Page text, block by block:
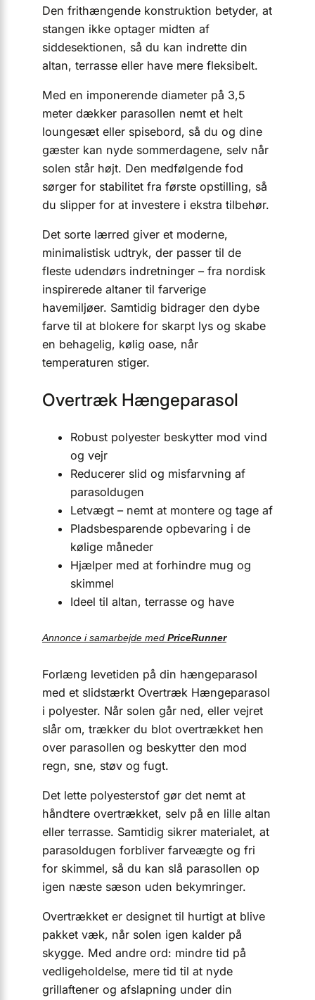
Den frit­hængende konstruktion betyder, at
stangen ikke optager midten af
siddesektionen, så du kan indrette din
altan, terrasse eller have mere fleksibelt.
Med en imponerende diameter på 3,5
meter dækker parasollen nemt et helt
loungesæt eller spisebord, så du og dine
gæster kan nyde sommerdagene, selv når
solen står højt. Den medfølgende fod
sørger for stabilitet fra første opstilling, så
du slipper for at investere i ekstra tilbehør.
Det sorte lærred giver et moderne,
minimalistisk udtryk, der passer til de
fleste udendørs indretninger – fra nordisk
inspirerede altaner til farverige
havemiljøer. Samtidig bidrager den dybe
farve til at blokere for skarpt lys og skabe
en behagelig, kølig oase, når
temperaturen stiger.
Overtræk Hængeparasol
Robust polyester beskytter mod vind
og vejr
Reducerer slid og misfarvning af
parasoldugen
Letvægt – nemt at montere og tage af
Pladsbesparende opbevaring i de
kølige måneder
Hjælper med at forhindre mug og
skimmel
Ideel til altan, terrasse og have
Annonce i samarbejde med PriceRunner
Forlæng levetiden på din hængeparasol
med et slidstærkt Overtræk Hængeparasol
i polyester. Når solen går ned, eller vejret
slår om, trækker du blot overtrækket hen
over parasollen og beskytter den mod
regn, sne, støv og fugt.
Det lette polyesterstof gør det nemt at
håndtere overtrækket, selv på en lille altan
eller terrasse. Samtidig sikrer materialet, at
parasoldugen forbliver farveægte og fri
for skimmel, så du kan slå parasollen op
igen næste sæson uden bekymringer.
Overtrækket er designet til hurtigt at blive
pakket væk, når solen igen kalder på
skygge. Med andre ord: mindre tid på
vedligeholdelse, mere tid til at nyde
grillaftener og afslapning under din